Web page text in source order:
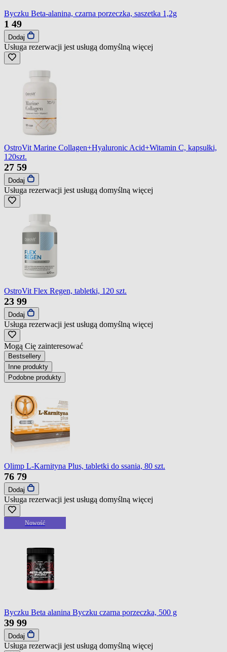
Byczku Beta-alanina, czarna porzeczka, saszetka 1,2g
1 49
Dodaj
Usługa rezerwacji jest usługą domyślną więcej
OstroVit Marine Collagen+Hyaluronic Acid+Witamin C, kapsułki,
120szt.
27 59
Dodaj
Usługa rezerwacji jest usługą domyślną więcej
OstroVit Flex Regen, tabletki, 120 szt.
23 99
Dodaj
Usługa rezerwacji jest usługą domyślną więcej
Mogą Cię zainteresować
Bestsellery
Inne produkty
Podobne produkty
Olimp L-Karnityna Plus, tabletki do ssania, 80 szt.
76 79
Dodaj
Usługa rezerwacji jest usługą domyślną więcej
Nowość
Byczku Beta alanina Byczku czarna porzeczka, 500 g
39 99
Dodaj
Usługa rezerwacji jest usługą domyślną więcej